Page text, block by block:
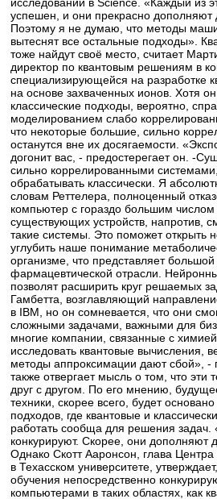
исследовании в Science. «Каждый из
успешен, и они прекрасно дополняют
Поэтому я не думаю, что методы
вытеснят все остальные подходы».
тоже найдут своё место, считает
директор по квантовым решениям в
специализирующейся на разработке
на основе захваченных ионов. Хотя
классические подходы, вероятно,
моделированием слабо
что некоторые большие, сильно
останутся вне их досягаемости.
догонит вас, - предостерегает он. -
сильно коррелированными
обрабатывать классически. Я
словам Реттелера, полноценный
компьютер с гораздо большим числом
существующих устройств, напротив,
такие системы. Это поможет открыть
углубить наше понимание
организме, что представляет
фармацевтической отрасли.
позволят расширить круг решаемых
Гамбетта, возглавляющий
в IBM, но он сомневается, что они
сложными задачами, важными для
многие компании, связанные с
исследовать квантовые вычисления,
методы аппроксимации дают сбой», -
также отвергает мысль о том, что эти
друг с другом. По его мнению,
техники, скорее всего, будет
подходов, где квантовые и
работать сообща для решения
конкурируют. Скорее, они дополняют
Однако Скотт Ааронсон, глава
в Техасском университете,
обучения непосредственно
компьютерами в таких областях, как